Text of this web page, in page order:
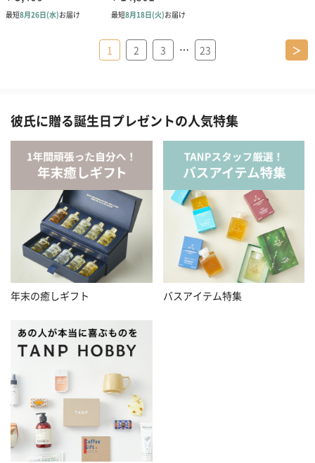
1 2 3 … 23 ＞
彼氏に贈る誕生日プレゼントの人気特集
年末の癒しギフト バスアイテム特集